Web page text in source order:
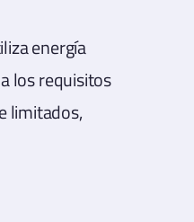
energía
los requisitos
limitados,